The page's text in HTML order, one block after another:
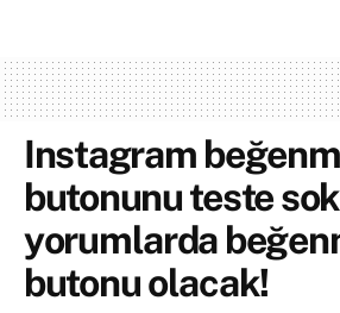
Instagram
butonunu teste
yorumlarda
butonu olacak!